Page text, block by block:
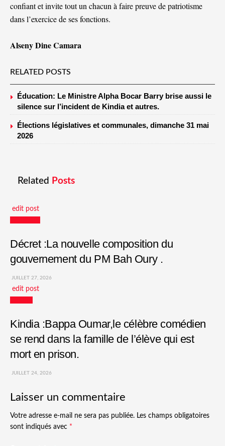
confiant et invite tout un chacun à faire preuve de patriotisme
dans l’exercice de ses fonctions.
Alseny Dine Camara
RELATED POSTS
Éducation: Le Ministre Alpha Bocar Barry brise aussi le
silence sur l’incident de Kindia et autres.
Élections législatives et communales, dimanche 31 mai
2026
Related Posts
edit post
Décret :La nouvelle composition du
gouvernement du PM Bah Oury .
JUILLET 27, 2026
edit post
Kindia :Bappa Oumar,le célèbre comédien
se rend dans la famille de l’élève qui est
mort en prison.
JUILLET 24, 2026
Laisser un commentaire
Votre adresse e-mail ne sera pas publiée. Les champs obligatoires
sont indiqués avec *